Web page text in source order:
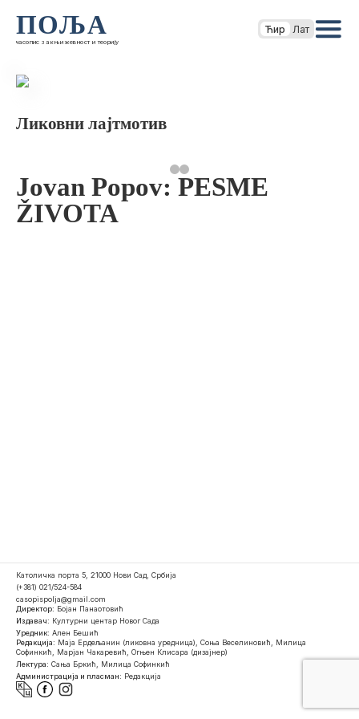
ПОЉА
часопис за књижевност и теорију
Ћир Лат
Ликовни лајтмотив
Jovan Popov: PESME
ŽIVOTA
Католичка порта 5, 21000 Нови Сад, Србија
(+381) 021/524-584
casopispolja@gmail.com
Директор: Бојан Панаотовић
Издавач: Културни центар Новог Сада
Уредник: Ален Бешић
Редакција: Маја Ердељанин (ликовна уредница), Соња Веселиновић, Милица
Софинкић, Марјан Чакаревић, Огњен Клисара (дизајнер)
Лектура: Сања Бркић, Милица Софинкић
Администрација и пласман: Редакција